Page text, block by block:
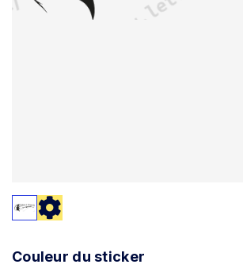
Couleur du sticker